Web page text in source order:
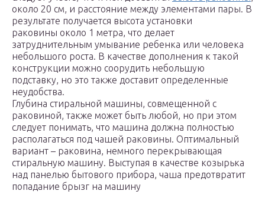
около 20 см, и расстояние между элементами пары. В
результате получается высота установки
раковины около 1 метра, что делает
затруднительным умывание ребенка или человека
небольшого роста. В качестве дополнения к такой
конструкции можно соорудить небольшую
подставку, но это также доставит определенные
неудобства.
Глубина стиральной машины, совмещенной с
раковиной, также может быть любой, но при этом
следует понимать, что машина должна полностью
располагаться под чашей раковины. Оптимальный
вариант – раковина, немного перекрывающая
стиральную машину. Выступая в качестве козырька
над панелью бытового прибора, чаша предотвратит
попадание брызг на машину